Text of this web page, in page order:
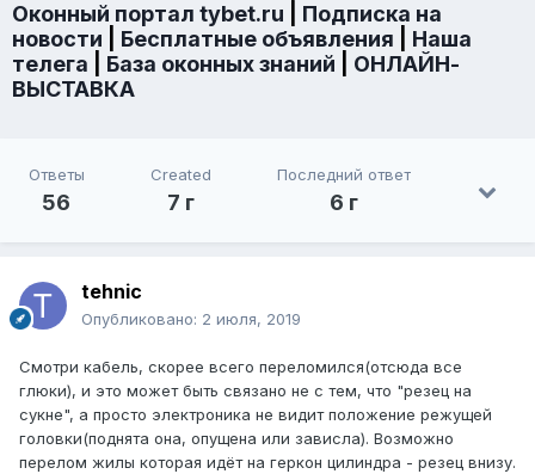
Оконный портал tybet.ru
Подписка на
новости
Бесплатные объявления
Наша
телега
База оконных знаний
ОНЛАЙН-
ВЫСТАВКА
Ответы
56
Created
7 г
Последний ответ
6 г
tehnic
Опубликовано: 2 июля, 2019
Смотри кабель, скорее всего переломился(отсюда все
глюки), и это может быть связано не с тем, что "резец на
сукне", а просто электроника не видит положение режущей
головки(поднята она, опущена или зависла). Возможно
перелом жилы которая идёт на геркон цилиндра - резец внизу.